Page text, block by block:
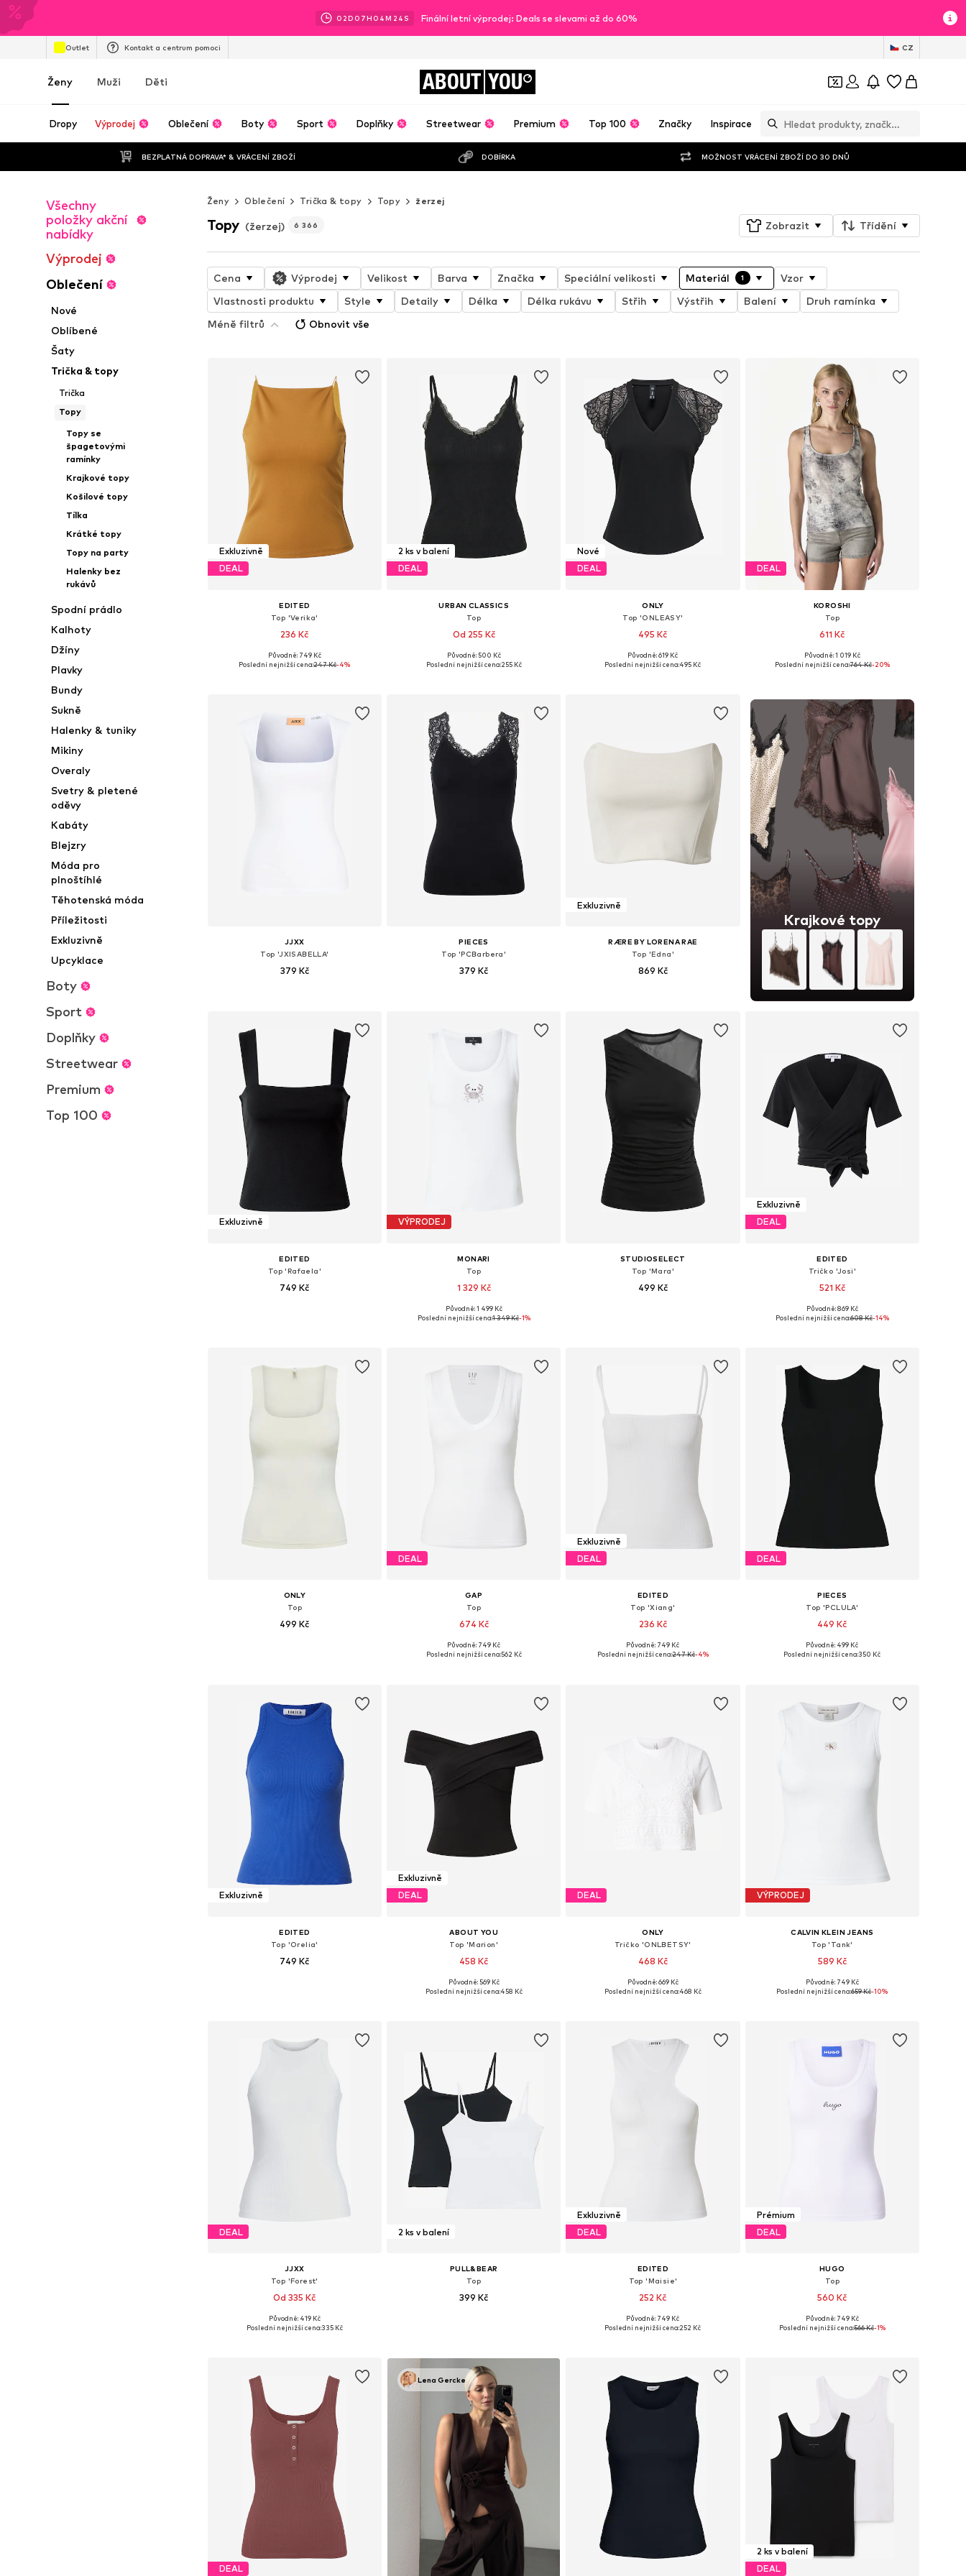
02D 07H 04M 22 S Finální letní výprodej: Deals se slevami až do 60%
Outlet Kontakt a centrum pomoci CZ
Ženy Muži Děti ABOUT YOU
Dropy Výprodej Oblečení Boty Sport Doplňky Streetwear Premium Top 100 Značky Inspirace
BEZPLATNÁ DOPRAVA* & VRÁCENÍ ZBOŽÍ DOBÍRKA MOŽNOST VRÁCENÍ ZBOŽÍ DO 30 DNŮ
Všechny
položky akční
nabídky
Výprodej
Oblečení
Nové
Oblíbené
Šaty
Trička & topy
Trička
Topy
Topy se
špagetovými
ramínky
Krajkové topy
Košilové topy
Tílka
Krátké topy
Topy na party
Halenky bez
rukávů
Spodní prádlo
Kalhoty
Džíny
Plavky
Bundy
Sukně
Halenky & tuniky
Mikiny
Overaly
Svetry & pletené
oděvy
Kabáty
Blejzry
Móda pro
plnoštíhlé
Těhotenská móda
Příležitosti
Exkluzivně
Upcyklace
Boty
Sport
Doplňky
Streetwear
Premium
Top 100
Ženy Oblečení Trička & topy Topy žerzej
Topy (žerzej) 6 366 Zobrazit Třídění
Cena Výprodej Velikost Barva Značka Speciální velikosti Materiál 1
Vzor
Vlastnosti produktu
Style Detaily Délka Délka rukávu Střih Výstřih Balení
Druh ramínka
Méně filtrů
Obnovit vše
Exkluzivně
DEAL
EDITED
Top 'Verika'
236 Kč
Dostupné velikosti: XS, S, M, L, XL
Původně: 749 Kč
Poslední nejnižší cena:247 Kč-4%
2 ks v balení
DEAL
URBAN CLASSICS
Top
Od 255 Kč
Dostupné v mnoha velikostech
Původně: 500 Kč
Poslední nejnižší cena:255 Kč
Nové
DEAL
ONLY
Top 'ONLEASY'
495 Kč
Dostupné velikosti: XS, S, M, L, XL
Původně: 619 Kč
Poslední nejnižší cena:495 Kč
DEAL
KOROSHI
Top
611 Kč
Dostupné velikosti: XS, S, M, L, XL, XXL
Původně: 1 019 Kč
Poslední nejnižší cena:764 Kč-20%
JJXX
Top 'JXISABELLA'
379 Kč
PIECES
Top 'PCBarbera'
379 Kč
Exkluzivně
RÆRE BY LORENA RAE
Top 'Edna'
869 Kč
Krajkové topy
Exkluzivně
EDITED
Top 'Rafaela'
749 Kč
VÝPRODEJ
MONARI
Top
1 329 Kč
Dostupné velikosti: XS, S, M, L
Původně: 1 499 Kč
Poslední nejnižší cena:1 349 Kč-1%
STUDIOSELECT
Top 'Mara'
499 Kč
Exkluzivně
DEAL
EDITED
Tričko 'Josi'
521 Kč
Dostupné velikosti: XS, S, M, L, XL
Původně: 869 Kč
Poslední nejnižší cena:608 Kč-14%
ONLY
Top
499 Kč
DEAL
GAP
Top
674 Kč
Dostupné velikosti: XS, S, M, L
Původně: 749 Kč
Poslední nejnižší cena:562 Kč
Exkluzivně
DEAL
EDITED
Top 'Xiang'
236 Kč
Dostupné velikosti: S, M, L
Původně: 749 Kč
Poslední nejnižší cena:247 Kč-4%
DEAL
PIECES
Top 'PCLULA'
449 Kč
Dostupné velikosti: XS, S, M, L, XXL
Původně: 499 Kč
Poslední nejnižší cena:350 Kč
Exkluzivně
EDITED
Top 'Orelia'
749 Kč
Exkluzivně
DEAL
ABOUT YOU
Top 'Marion'
458 Kč
Dostupné velikosti: XS, S, M, L, XL, XXL
Původně: 569 Kč
Poslední nejnižší cena:458 Kč
DEAL
ONLY
Tričko 'ONLBETSY'
468 Kč
Dostupné velikosti: XS, S, M, L, XL
Původně: 669 Kč
Poslední nejnižší cena:468 Kč
VÝPRODEJ
CALVIN KLEIN JEANS
Top 'Tank'
589 Kč
+1
Dostupné v mnoha velikostech
Původně: 749 Kč
Poslední nejnižší cena:659 Kč-10%
DEAL
JJXX
Top 'Forest'
Od 335 Kč
+1
Dostupné velikosti: XS, S, M, XL
Původně: 419 Kč
Poslední nejnižší cena:335 Kč
2 ks v balení
PULL&BEAR
Top
399 Kč
Exkluzivně
DEAL
EDITED
Top 'Maisie'
252 Kč
Dostupné velikosti: XS, S, M, L, XL
Původně: 749 Kč
Poslední nejnižší cena:252 Kč
Prémium
DEAL
HUGO
Top
560 Kč
Dostupné velikosti: XS, S, M, L, XL
Původně: 749 Kč
Poslední nejnižší cena:566 Kč-1%
DEAL
Lena Gercke
2 ks v balení
DEAL